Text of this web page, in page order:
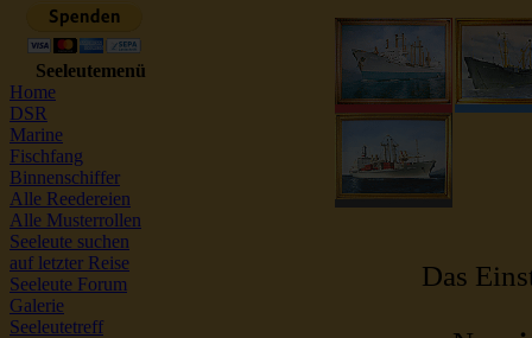
Seeleutemenü
Home
DSR
Marine
Fischfang
Binnenschiffer
Alle Reedereien
Alle Musterrollen
Seeleute suchen
auf letzter Reise
Seeleute Forum
Galerie
Seeleutetreff
Das